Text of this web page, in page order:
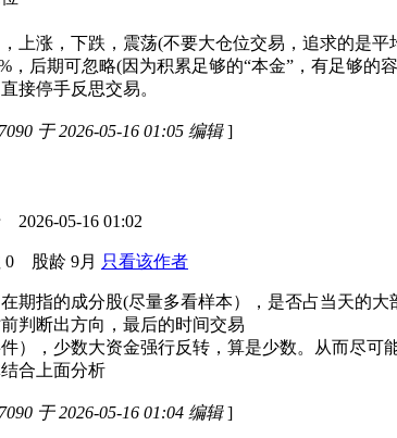
上涨，下跌，震荡(不要大仓位交易，追求的是
，后期可忽略(因为积累足够的“本金”，有足够的
接停手反思交易。
于 2026-05-16 01:05 编辑]
05-16 01:02
0 股龄 9月 只看该作者
期指的成分股(尽量多看样本），是否占当天的大
判断出方向，最后的时间交易
），少数大资金强行反转，算是少数。从而尽可
合上面分析
于 2026-05-16 01:04 编辑]